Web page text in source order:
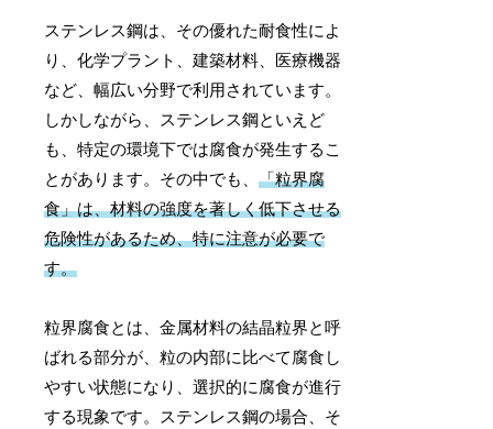
ステンレス鋼は、その優れた耐食性によ
り、化学プラント、建築材料、医療機器
など、幅広い分野で利用されています。
しかしながら、ステンレス鋼といえど
も、特定の環境下では腐食が発生するこ
とがあります。その中でも、「粒界腐
食」は、材料の強度を著しく低下させる
危険性があるため、特に注意が必要で
す。
粒界腐食とは、金属材料の結晶粒界と呼
ばれる部分が、粒の内部に比べて腐食し
やすい状態になり、選択的に腐食が進行
する現象です。ステンレス鋼の場合、そ